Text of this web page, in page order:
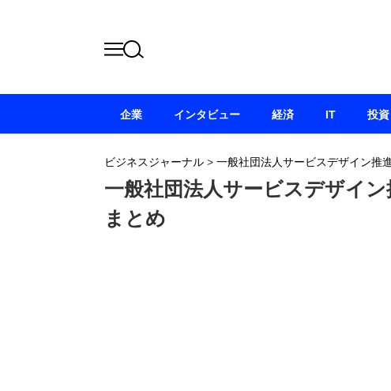
ビジネスジャーナル > 一般社団法人サービスデザイン推
一般社団法人サービスデザイ
まとめ
企業 インタビュー 経済 IT 投資